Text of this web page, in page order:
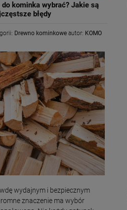
do kominka wybrać? Jakie są
błędy
Drewno kominkoweautor: KOMO
wydajnym i bezpiecznym
znaczenie ma wybór